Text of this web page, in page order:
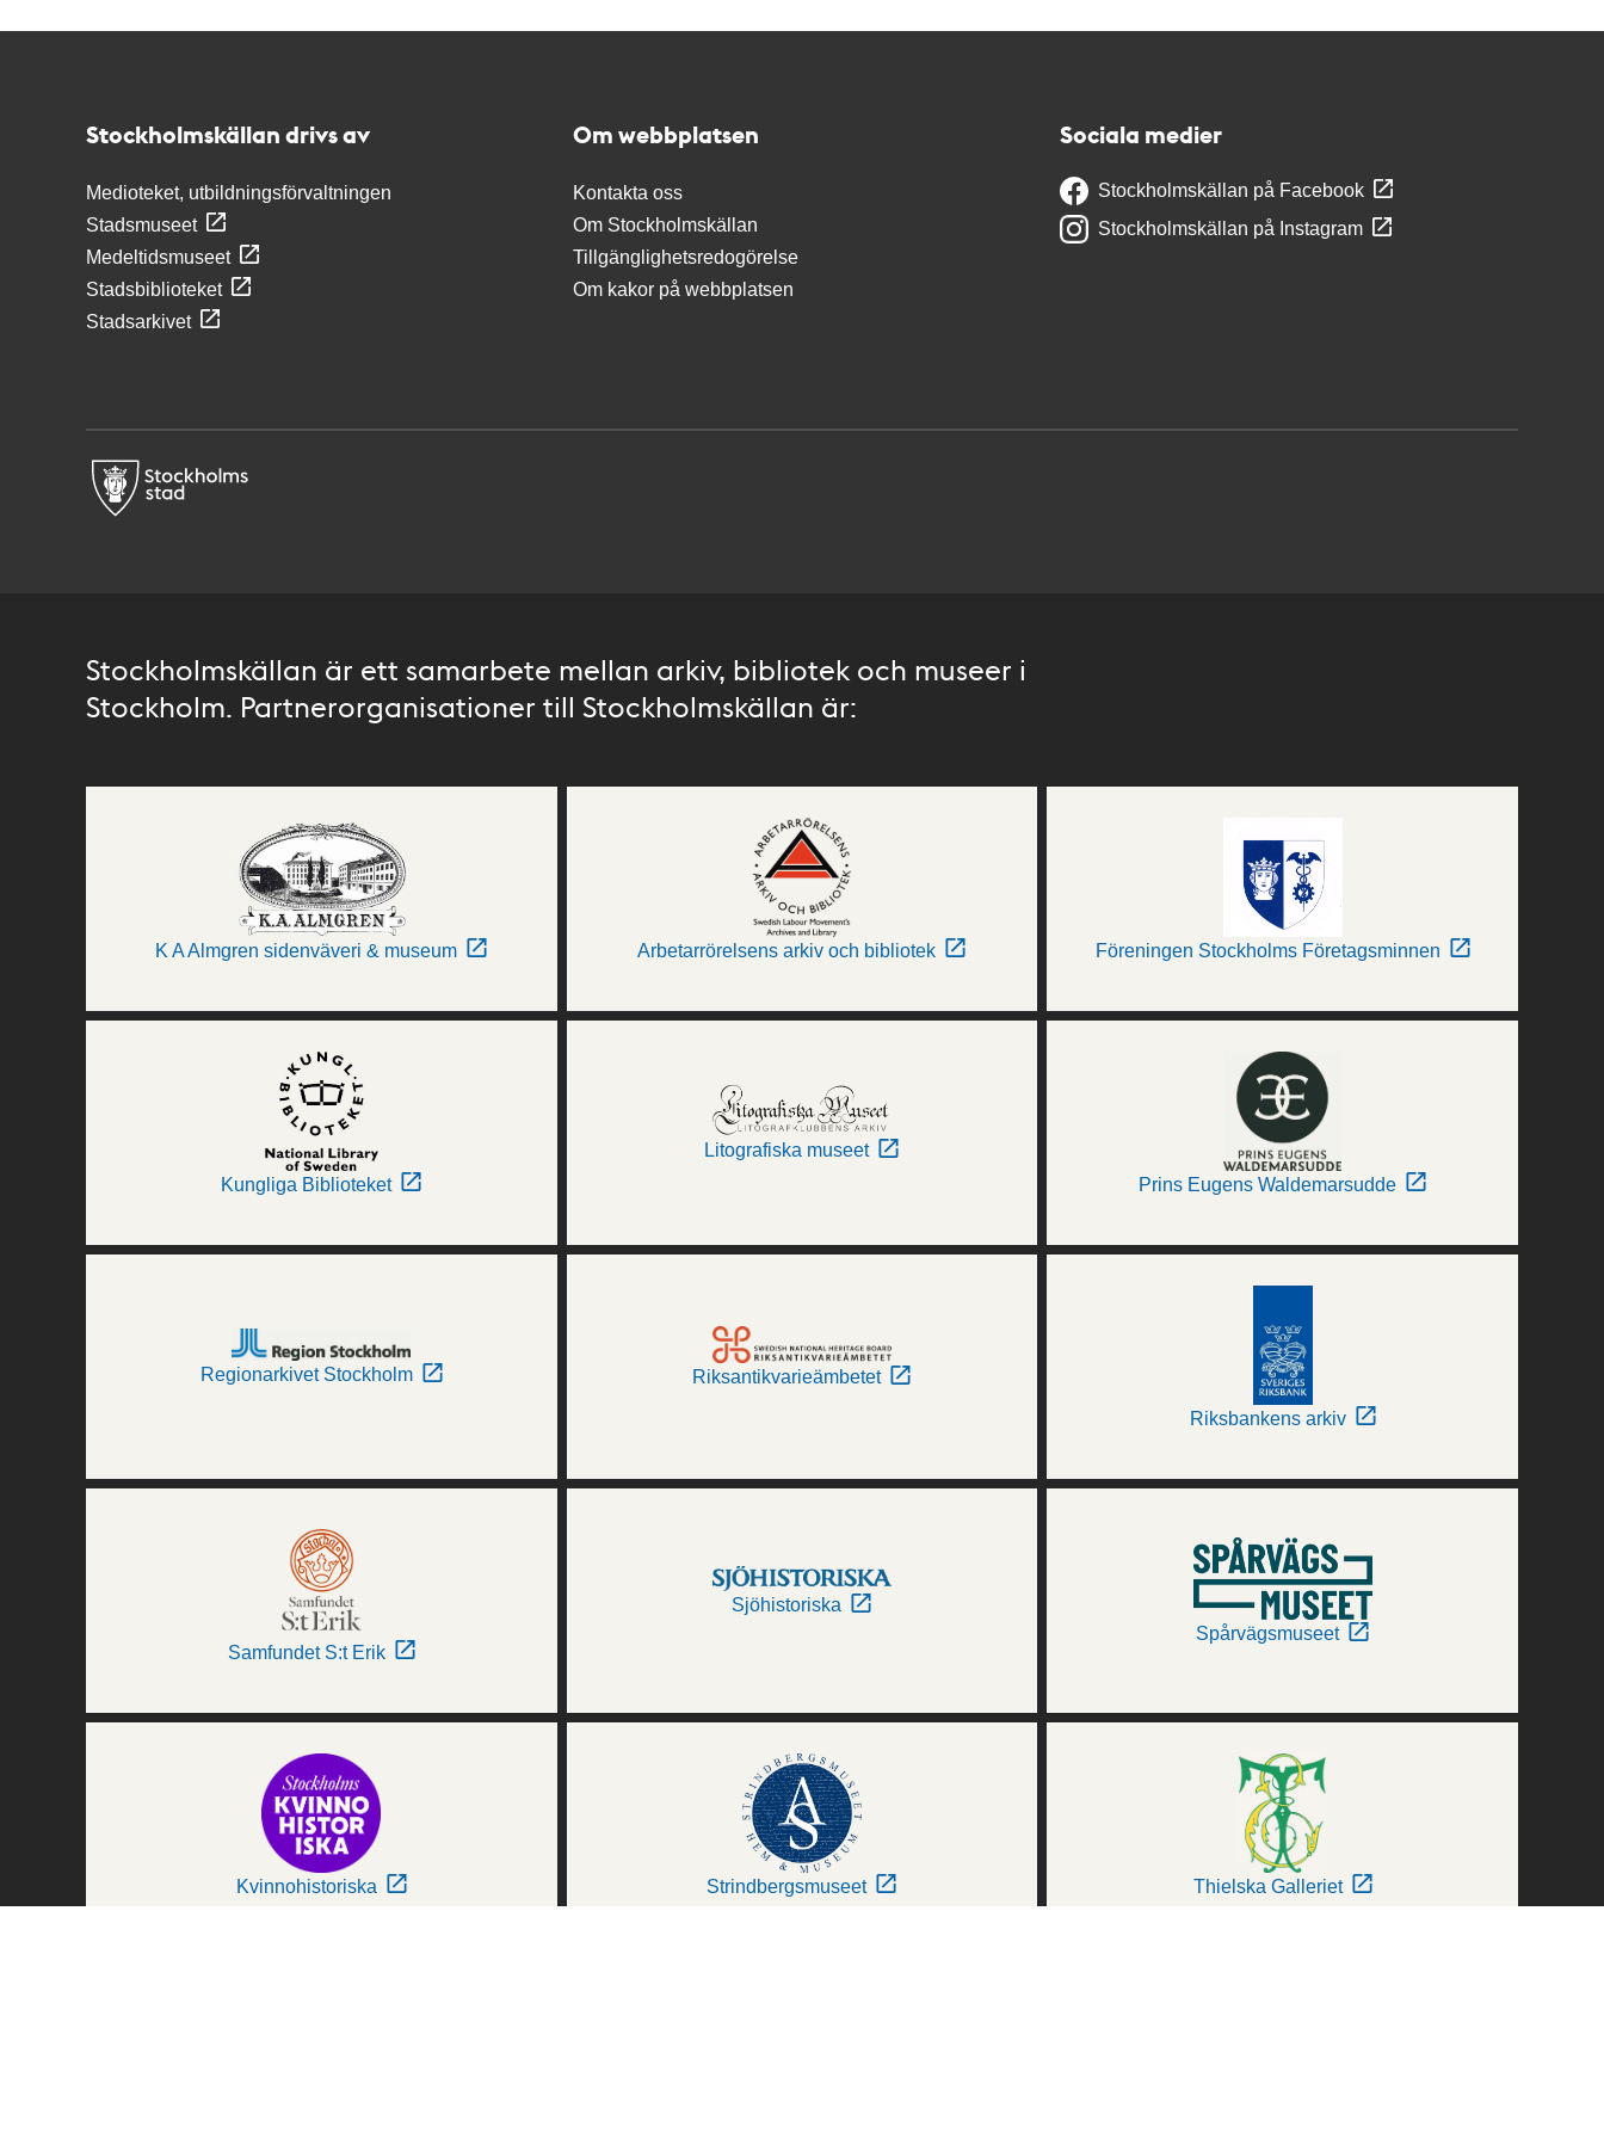
Stockholmskällan drivs av
Medioteket, utbildningsförvaltningen
Stadsmuseet
Medeltidsmuseet
Stadsbiblioteket
Stadsarkivet
Om webbplatsen
Kontakta oss
Om Stockholmskällan
Tillgänglighetsredogörelse
Om kakor på webbplatsen
Sociala medier
Stockholmskällan på Facebook
Stockholmskällan på Instagram
Stockholmskällan är ett samarbete mellan arkiv, bibliotek och museer i
Stockholm. Partnerorganisationer till Stockholmskällan är:
K A Almgren sidenväveri & museum Arbetarrörelsens arkiv och bibliotek Föreningen Stockholms Företagsminnen
Kungliga Biblioteket
Litografiska museet
Prins Eugens Waldemarsudde
Regionarkivet Stockholm Riksantikvarieämbetet
Riksbankens arkiv
Samfundet S:t Erik
Sjöhistoriska
Spårvägsmuseet
Kvinnohistoriska Strindbergsmuseet Thielska Galleriet